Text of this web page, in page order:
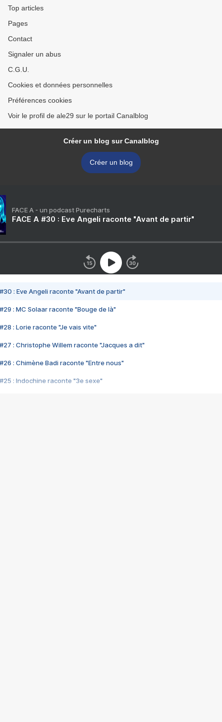
Top articles
Pages
Contact
Signaler un abus
C.G.U.
Cookies et données personnelles
Préférences cookies
Voir le profil de ale29 sur le portail Canalblog
Créer un blog sur Canalblog
Créer un blog
FACE A - un podcast Purecharts
FACE A #30 : Eve Angeli raconte "Avant de partir"
#30 : Eve Angeli raconte "Avant de partir"
#29 : MC Solaar raconte "Bouge de là"
#28 : Lorie raconte "Je vais vite"
#27 : Christophe Willem raconte "Jacques a dit"
#26 : Chimène Badi raconte "Entre nous"
#25 : Indochine raconte "3e sexe"